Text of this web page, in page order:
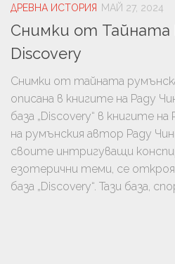
ДРЕВНА ИСТОРИЯ МАЙ 27, 2024
Снимки от Тайната
Discovery
Снимки от тайната
описана в книгите на Раду
база „Discovery“ в книгите
на румънския автор Раду
своите интригуващи
езотерични теми, се
база „Discovery“. Тази база,